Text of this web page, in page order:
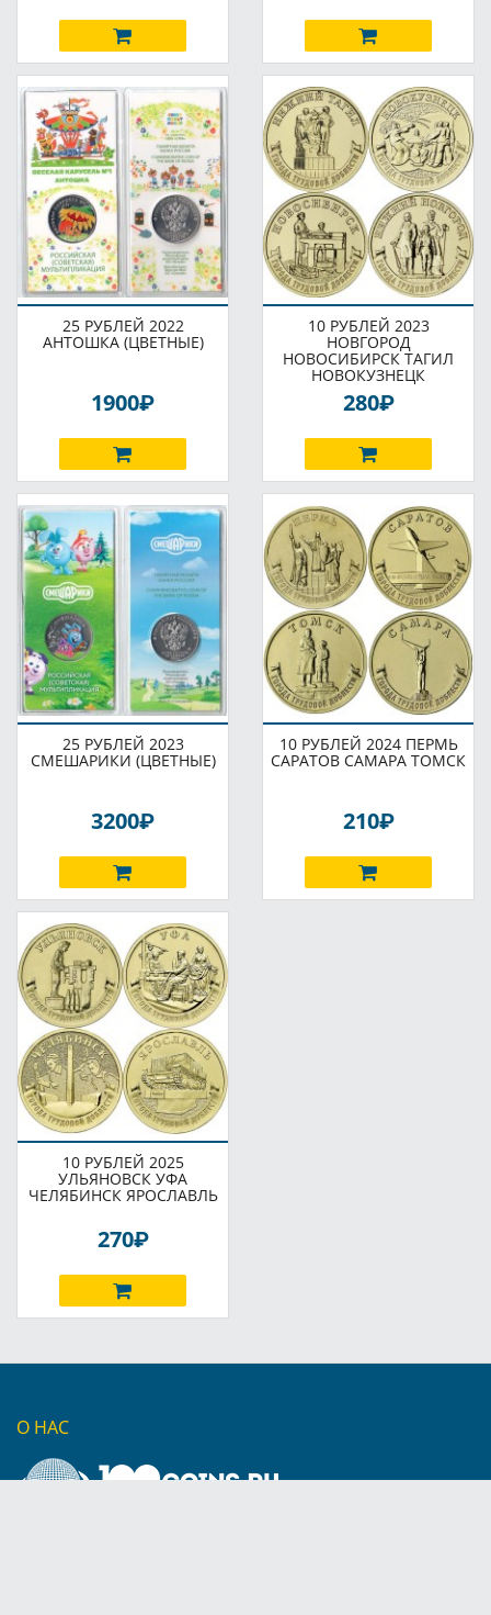
25 РУБЛЕЙ 2022
АНТОШКА (ЦВЕТНЫЕ)
1900P
10 РУБЛЕЙ 2023
НОВГОРОД
НОВОСИБИРСК ТАГИЛ
НОВОКУЗНЕЦК
280P
25 РУБЛЕЙ 2023
СМЕШАРИКИ (ЦВЕТНЫЕ)
3200P
10 РУБЛЕЙ 2024 ПЕРМЬ
САРАТОВ САМАРА ТОМСК
210P
10 РУБЛЕЙ 2025
УЛЬЯНОВСК УФА
ЧЕЛЯБИНСК ЯРОСЛАВЛЬ
270P
О НАС